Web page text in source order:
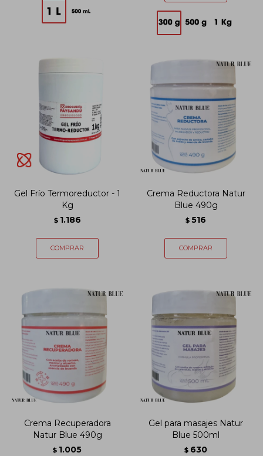
Gel Frío Termoreductor - 1
Kg
$ 1.186
Crema Reductora Natur
Blue 490g
$ 516
Crema Recuperadora
Natur Blue 490g
$ 1.005
Gel para masajes Natur
Blue 500ml
$ 630